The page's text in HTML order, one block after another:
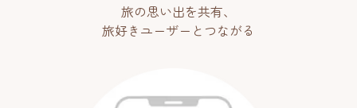
旅の思い出を共有、
旅好きユーザーとつながる